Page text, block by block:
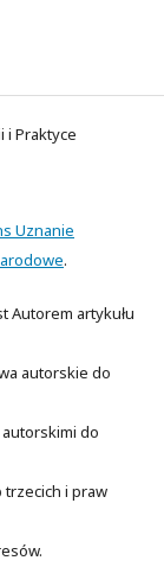
i Praktyce
Uznanie
.
Autorem artykułu
autorskie do
do
trzecich i praw